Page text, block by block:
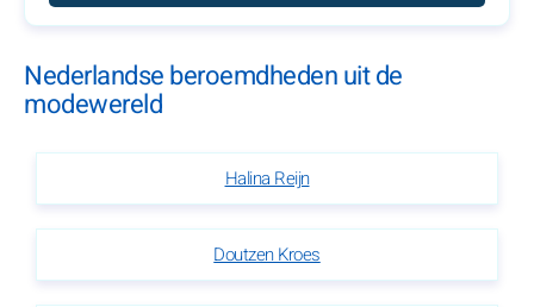
Nederlandse beroemdheden uit de
modewereld
Halina Reijn
Doutzen Kroes